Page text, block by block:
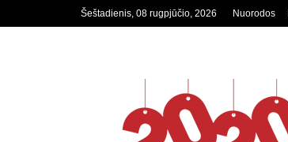
Šeštadienis, 08 rugpjūčio, 2026 Nuorodos